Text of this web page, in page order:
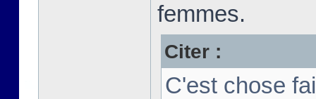
femmes.
Citer :
C'est chose